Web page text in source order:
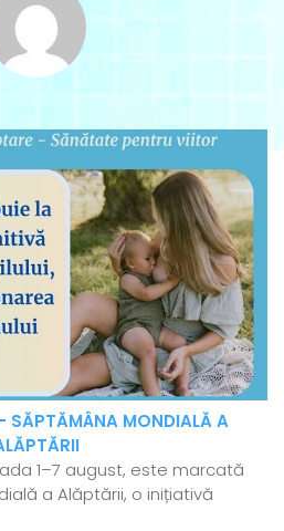
SĂPTĂMÂNA MONDIALĂ A
1–7 august, este marcată
a Alăptării, o inițiativă